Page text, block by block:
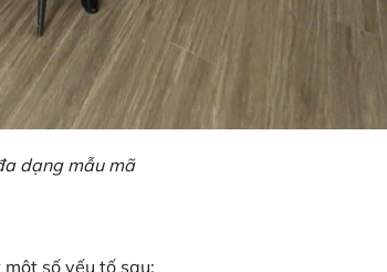
dạng mẫu mã
số yếu tố sau: